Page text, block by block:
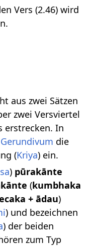
Vers (2.46) wird
aus zwei Sätzen
zwei Versviertel
erstrecken. In
Gerundivum die
(Kriya) ein.
) pūrakānte
(kumbhaka
+ ādau)
) und bezeichnen
) der beiden
zum Typ